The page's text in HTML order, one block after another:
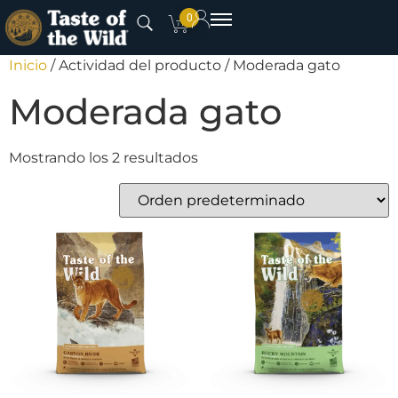
0
Inicio / Actividad del producto / Moderada gato
Moderada gato
Mostrando los 2 resultados